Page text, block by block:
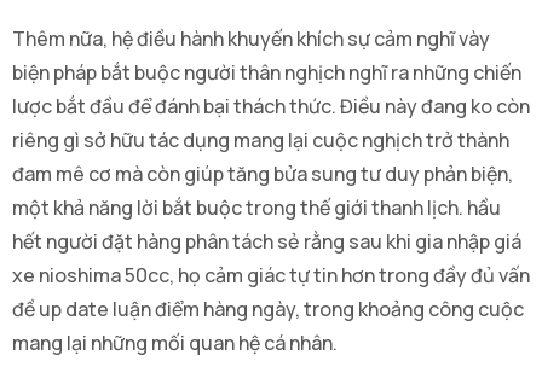
Thêm nữa, hệ điều hành khuyến khích sự cảm nghĩ vày
biện pháp bắt buộc người thân nghịch nghĩ ra những chiến
lược bắt đầu để đánh bại thách thức. Điều này đang ko còn
riêng gì sở hữu tác dụng mang lại cuộc nghịch trở thành
đam mê cơ mà còn giúp tăng bửa sung tư duy phản biện,
một khả năng lời bắt buộc trong thế giới thanh lịch. hầu
hết người đặt hàng phân tách sẻ rằng sau khi gia nhập giá
xe nioshima 50cc, họ cảm giác tự tin hơn trong đầy đủ vấn
đề up date luận điểm hàng ngày, trong khoảng công cuộc
mang lại những mối quan hệ cá nhân.